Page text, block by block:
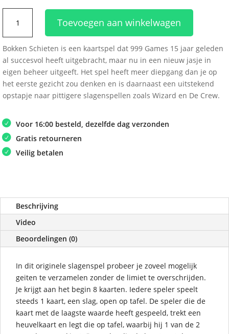
Schieten
aantal
Toevoegen aan winkelwagen
Bokken Schieten is een kaartspel dat 999 Games 15 jaar geleden
al succesvol heeft uitgebracht, maar nu in een nieuw jasje in
eigen beheer uitgeeft. Het spel heeft meer diepgang dan je op
het eerste gezicht zou denken en is daarnaast een uitstekend
opstapje naar pittigere slagenspellen zoals Wizard en De Crew.
Voor 16:00 besteld, dezelfde dag verzonden
Gratis retourneren
Veilig betalen
Beschrijving
Video
Beoordelingen (0)
In dit originele slagenspel probeer je zoveel mogelijk
geiten te verzamelen zonder de limiet te overschrijden.
Je krijgt aan het begin 8 kaarten. Iedere speler speelt
steeds 1 kaart, een slag, open op tafel. De speler die de
kaart met de laagste waarde heeft gespeeld, trekt een
heuvelkaart en legt die op tafel, waarbij hij 1 van de 2